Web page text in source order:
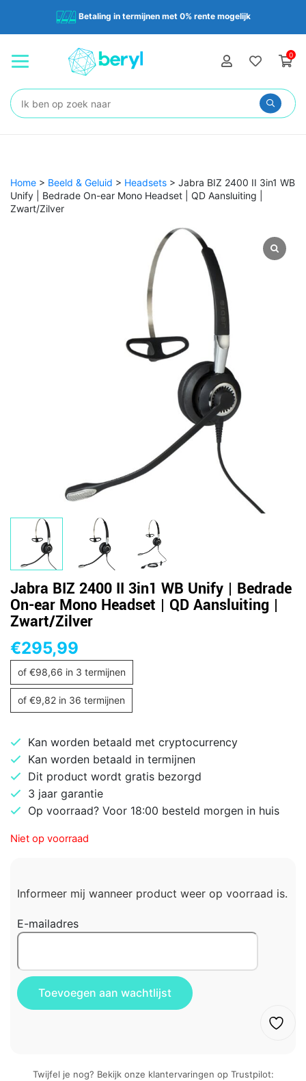
Betaling in termijnen met 0% rente mogelijk
0
Zoeken:
Home > Beeld & Geluid > Headsets > Jabra BIZ 2400 II 3in1 WB
Unify | Bedrade On-ear Mono Headset | QD Aansluiting |
Zwart/Zilver
Jabra BIZ 2400 II 3in1 WB Unify | Bedrade
On-ear Mono Headset | QD Aansluiting |
Zwart/Zilver
€295,99
of €98,66 in 3 termijnen
of €9,82 in 36 termijnen
Kan worden betaald met cryptocurrency
Kan worden betaald in termijnen
Dit product wordt gratis bezorgd
3 jaar garantie
Op voorraad? Voor 18:00 besteld morgen in huis
Niet op voorraad
Informeer mij wanneer product weer op voorraad is.
E-mailadres
Twijfel je nog? Bekijk onze klantervaringen op Trustpilot: